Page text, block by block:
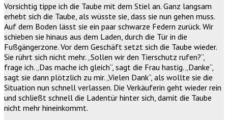
Vorsichtig tippe ich die Taube mit dem Stiel an. Ganz langsam
erhebt sich die Taube, als wüsste sie, dass sie nun gehen muss.
Auf dem Boden lässt sie ein paar schwarze Federn zurück. Wir
schieben sie hinaus aus dem Laden, durch die Tür in die
Fußgängerzone. Vor dem Geschäft setzt sich die Taube wieder.
Sie rührt sich nicht mehr. „Sollen wir den Tierschutz rufen?“,
frage ich. „Das mache ich gleich“, sagt die Frau hastig. „Danke“,
sagt sie dann plötzlich zu mir. „Vielen Dank“, als wollte sie die
Situation nun schnell verlassen. Die Verkäuferin geht wieder rein
und schließt schnell die Ladentür hinter sich, damit die Taube
nicht mehr hineinkommt.